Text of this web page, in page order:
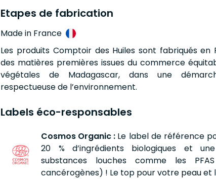
Etapes de fabrication
Made in France
Les produits Comptoir des Huiles sont fabriqués
des matières premières issues du commerce
végétales de Madagascar, dans une
respectueuse de l’environnement.
Labels éco-responsables
Cosmos Organic : Le label de référence
20 % d’ingrédients biologiques et
substances louches comme les
cancérogènes) ! Le top pour votre peau et